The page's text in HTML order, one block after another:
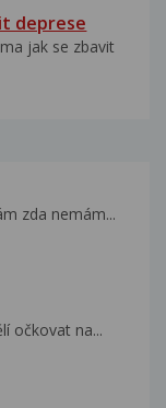
deprese
jak se zbavit
zda nemám...
očkovat na...